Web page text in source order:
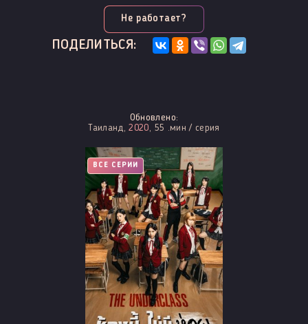
Не работает?
ПОДЕЛИТЬСЯ:
Обновлено:
Таиланд,2020 , 55 .мин / серия
ВСЕ СЕРИИ